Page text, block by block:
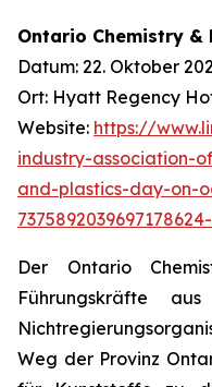
Ontario Chemistry &
Datum: 22. Oktober
Ort: Hyatt Regency
Website: https://
industry-association-
and-plastics-day-on-
Der Ontario
Führungskräfte
Weg der Provinz